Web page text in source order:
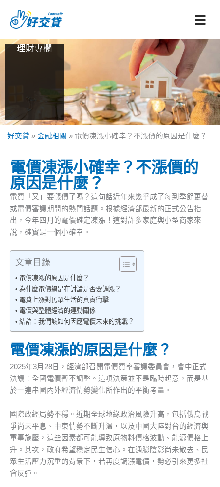
要
內
理財專欄
好交貸 » 金融相關 » 電價凍漲小確幸？不漲價的原因是什麼？
電價凍漲小確幸？不漲價的
原因是什麼？
電費「又」要漲價了嗎？這句話近年來幾乎成了每到季節更替
或電價審議期間的熱門話題。根據經濟部最新的正式公告指
出，今年四月的電價確定凍漲！這對許多家庭與小型商家來
說，確實是一個小確幸。
文章目錄
電價凍漲的原因是什麼？
為什麼電價總是在討論是否要調漲？
電費上漲對民眾生活的真實衝擊
電價與整體經濟的連動關係
結語：我們該如何因應電價未來的挑戰？
電價凍漲的原因是什麼？
2025年3月28日，經濟部召開電價費率審議委員會，會中正式
決議：全國電價暫不調整。這項決策並不是臨時起意，而是基
於一連串國內外經濟情勢變化所作出的平衡考量。
國際政經局勢不穩。近期全球地緣政治風險升高，包括俄烏戰
爭尚未平息、中東情勢不斷升溫，以及中國大陸對台的經濟與
軍事施壓，這些因素都可能導致原物料價格波動、能源價格上
升。其次，政府希望穩定民生信心。在通膨陰影尚未散去、民
眾生活壓力沉重的背景下，若再度調漲電價，勢必引來更多社
會反彈。